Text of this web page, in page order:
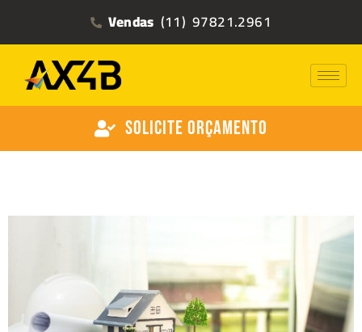
Vendas (11) 97821.2961
Solicite Orçamento